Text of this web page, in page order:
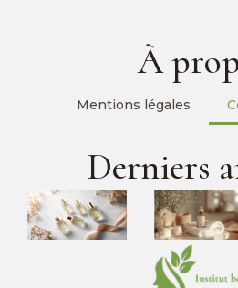
À
Mentions légales
Derniers